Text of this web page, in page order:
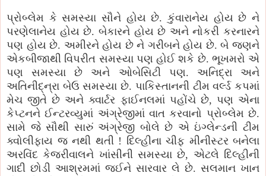
પ્રોબ્લેમ કે સમસ્યા સૌને હોય છે. કુંવારાનેય હોય છે ને
પરણેલાનેય હોય છે. બેકારને હોય છે અને નોકરી કરનારને
પણ હોય છે. અમીરને હોય છે ને ગરીબને હોય છે. બે જણને
એકબીજાથી વિપરીત સમસ્યા પણ હોઈ શકે છે. ભૂખમરો એ
પણ સમસ્યા છે અને ઓબેસિટી પણ. અનિદ્રા અને
અતિનીદ્ન્રા બેઉ સમસ્યા છે. પાકિસ્તાનની ટીમ વર્લ્ડ કપમાં
મેચ જીતે છે અને ક્વાર્ટર ફાઈનલમાં પહોંચે છે, પણ એના
કેપ્ટનને ઈન્ટરવ્યુમાં અંગ્રેજીમાં વાત કરવાનો પ્રોબ્લેમ છે.
સામે જે સૌથી સારું અંગ્રેજી બોલે છે એ ઇંગ્લેન્ડની ટીમ
ક્વોલીફાય જ નથી થતી ! દિલ્હીના ચીફ મીનીસ્ટર બનેલા
અરવિંદ કેજરીવાલને ખાંસીની સમસ્યા છે, એટલે દિલ્હીની
ગાદી છોડી આશ્રમમાં જઈને સારવાર લે છે. સલમાન ખાન